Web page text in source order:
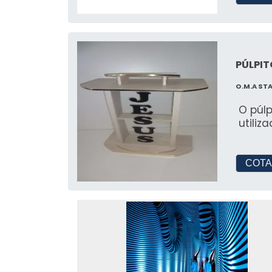
CENOGRAFIA
Fatores a Considerar na
Na escolha da melhor empresa
capacidade de atender às suas
capacidade de entrega são
Importância da Experiência
Empresas com um portfólio
entregar projetos de sucesso. A
Como as Empresas de
Empresas acreditadas se
Elas seguem padrões rigorosos,
O.M.A
O